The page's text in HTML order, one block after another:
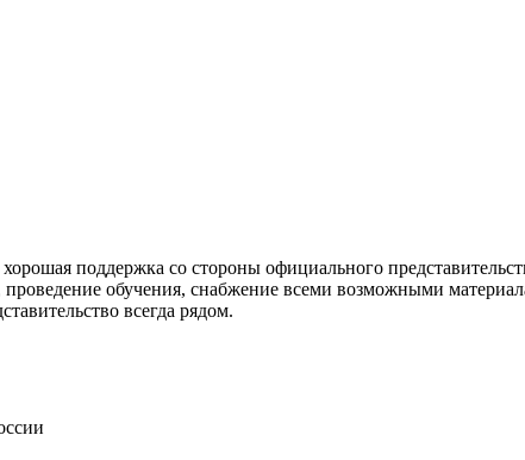
поддержка со стороны официального
обучения, снабжение всеми возможными
всегда рядом.